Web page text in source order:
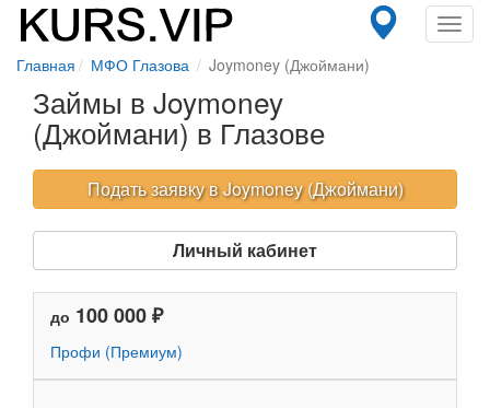
Главная МФО Глазова Joymoney (Джоймани)
Займы в Joymoney
(Джоймани) в Глазове
Подать заявку в Joymoney (Джоймани)
Личный кабинет
до 100 000 ₽
Профи (Премиум)